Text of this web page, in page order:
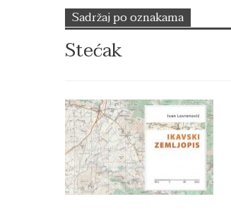
Sadržaj po oznakama
Stećak